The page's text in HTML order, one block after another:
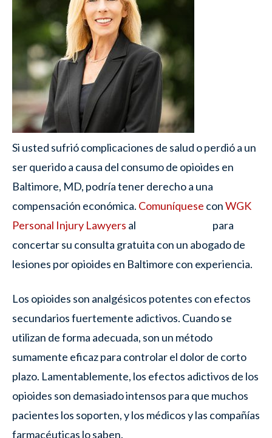
Si usted sufrió complicaciones de salud o perdió a un
ser querido a causa del consumo de opioides en
Baltimore, MD, podría tener derecho a una
compensación económica. Comuníquese conWGK
Personal Injury Lawyers al
para
concertar su consulta gratuita con un abogado de
lesiones por opioides en Baltimore con experiencia.
Los opioides son analgésicos potentes con efectos
secundarios fuertemente adictivos. Cuando se
utilizan de forma adecuada, son un método
sumamente eficaz para controlar el dolor de corto
plazo. Lamentablemente, los efectos adictivos de los
opioides son demasiado intensos para que muchos
pacientes los soporten, y los médicos y las compañías
farmacéuticas lo saben.